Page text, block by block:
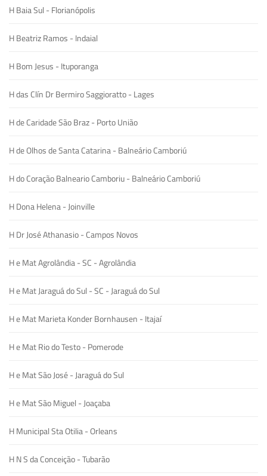
H Baia Sul - Florianópolis
H Beatriz Ramos - Indaial
H Bom Jesus - Ituporanga
H das Clín Dr Bermiro Saggioratto - Lages
H de Caridade São Braz - Porto União
H de Olhos de Santa Catarina - Balneário Camboriú
H do Coração Balneario Camboriu - Balneário Camboriú
H Dona Helena - Joinville
H Dr José Athanasio - Campos Novos
H e Mat Agrolândia - SC - Agrolândia
H e Mat Jaraguá do Sul - SC - Jaraguá do Sul
H e Mat Marieta Konder Bornhausen - Itajaí
H e Mat Rio do Testo - Pomerode
H e Mat São José - Jaraguá do Sul
H e Mat São Miguel - Joaçaba
H Municipal Sta Otilia - Orleans
H N S da Conceição - Tubarão